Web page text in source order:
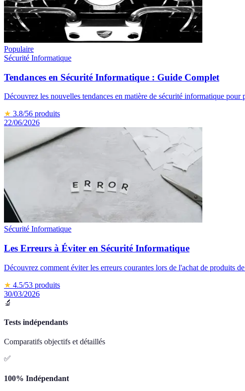
Populaire
Sécurité Informatique
Tendances en Sécurité Informatique : Guide Complet
Découvrez les nouvelles tendances en matière de sécurité informatique pour
★ 3.8/56 produits
22/06/2026
Sécurité Informatique
Les Erreurs à Éviter en Sécurité Informatique
Découvrez comment éviter les erreurs courantes lors de l'achat de produits
★ 4.5/53 produits
30/03/2026
🔬
Tests indépendants
Comparatifs objectifs et détaillés
✅
100% Indépendant